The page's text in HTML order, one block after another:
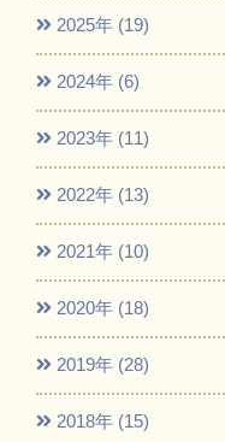
2025年 (19)
2024年 (6)
2023年 (11)
2022年 (13)
2021年 (10)
2020年 (18)
2019年 (28)
2018年 (15)